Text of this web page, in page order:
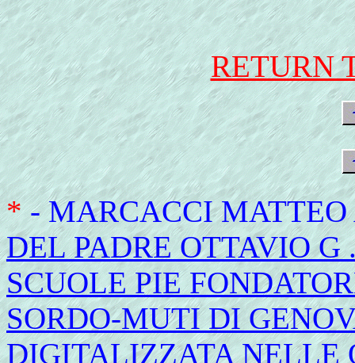
RETURN
*- MARCACCI
DEL PADRE OTTAVIO
SCUOLE PIE
SORDO-MUTI DI
DIGITALIZZATA NELLE